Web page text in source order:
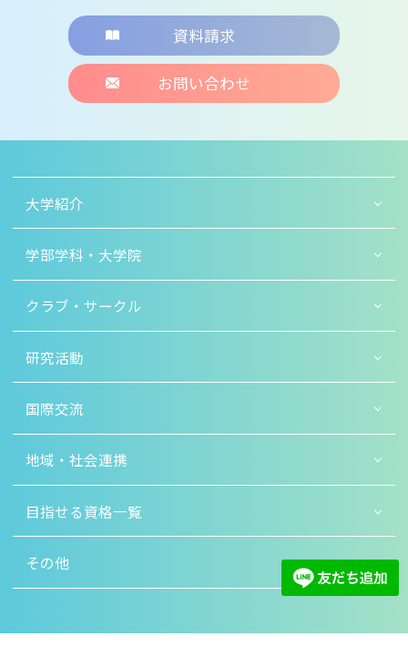
資料請求
お問い合わせ
大学紹介
学部学科・大学院
クラブ・サークル
研究活動
国際交流
地域・社会連携
目指せる資格一覧
その他